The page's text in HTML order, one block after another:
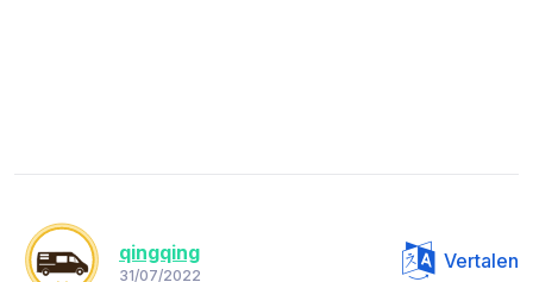
qingqing
31/07/2022
Vertalen